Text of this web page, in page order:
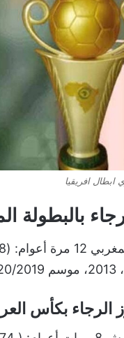
ابطال افريقيا
بالبطولة
الرجاء بكأس